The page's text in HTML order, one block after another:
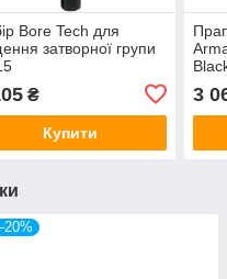
Bore Tech для
затворної групи
₴
Купити
3